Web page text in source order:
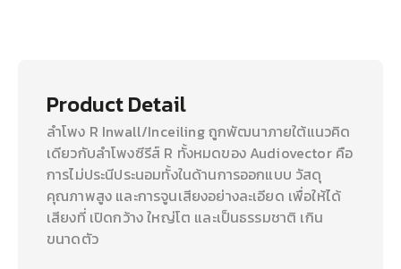
Product Detail
ลำโพง R Inwall/Inceiling ถูกพัฒนาภายใต้แนวคิด
เดียวกับลำโพงซีรีส์ R ทั้งหมดของ Audiovector คือ
การไม่ประนีประนอมทั้งในด้านการออกแบบ วัสดุ
คุณภาพสูง และการจูนเสียงอย่างละเอียด เพื่อให้ได้
เสียงที่ เปิดกว้าง ใหญ่โต และเป็นธรรมชาติ เกิน
ขนาดตัว